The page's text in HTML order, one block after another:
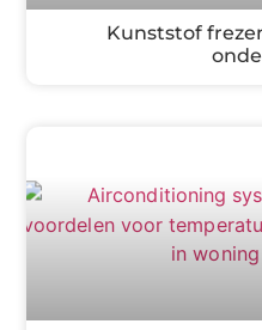
Kunststof